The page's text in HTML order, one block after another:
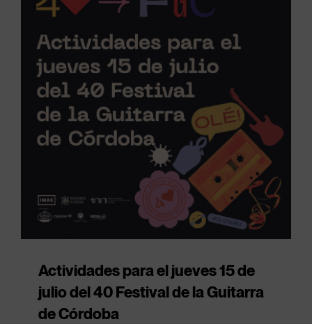
Actividades para el jueves 15 de
julio del 40 Festival de la Guitarra
de Córdoba